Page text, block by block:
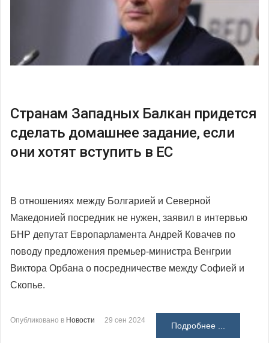
Странам Западных Балкан придется
сделать домашнее задание, если
они хотят вступить в ЕС
В отношениях между Болгарией и Северной
Македонией посредник не нужен, заявил в интервью
БНР депутат Европарламента Андрей Ковачев по
поводу предложения премьер-министра Венгрии
Виктора Орбана о посредничестве между Софией и
Скопье.
Опубликовано в Новости 29 сен 2024
Подробнее ...